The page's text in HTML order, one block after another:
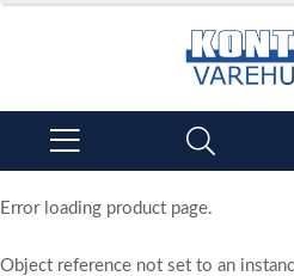
Error loading product page.
Object reference not set to an